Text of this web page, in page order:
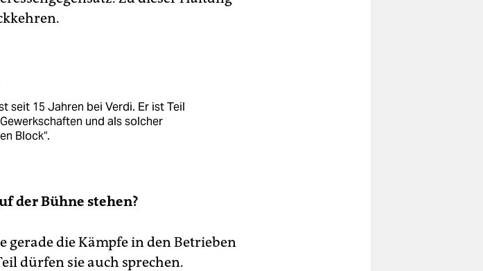
seit 15 Jahren bei Verdi. Er ist Teil
und als solcher
Block“.
der Bühne stehen?
gerade die Kämpfe in den Betrieben
dürfen sie auch sprechen.